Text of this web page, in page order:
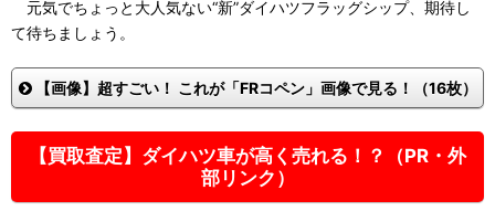
元気でちょっと大人気ない“新”ダイハツフラッグシップ、期待し
て待ちましょう。
【画像】超すごい！ これが「FRコペン」画像で見る！（16枚）
【買取査定】ダイハツ車が高く売れる！？（PR・外
部リンク）